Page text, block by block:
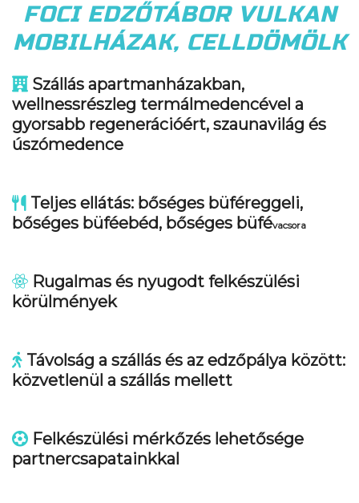
FOCI EDZŐTÁBOR VULKAN
MOBILHÁZAK, CELLDÖMÖLK
Szállás apartmanházakban,
wellnessrészleg termálmedencével a
gyorsabb regenerációért, szaunavilág és
úszómedence
Teljes ellátás: bőséges büféreggeli,
bőséges büféebéd, bőséges büfévacsora
Rugalmas és nyugodt felkészülési
körülmények
Távolság a szállás és az edzőpálya között:
közvetlenül a szállás mellett
Felkészülési mérkőzés lehetősége
partnercsapatainkkal